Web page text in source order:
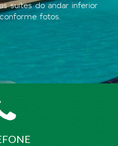
suítes do andar inferior
fotos.